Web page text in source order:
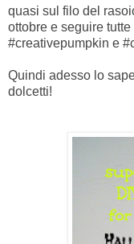
quasi sul filo del
ottobre e seguire
#creativepumpkin e
Quindi adesso lo
dolcetti!